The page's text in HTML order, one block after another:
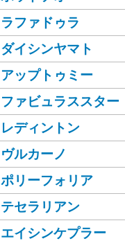
ラファドゥラ
ダイシンヤマト
アップトゥミー
ファビュラススター
レディントン
ヴルカーノ
ポリーフォリア
テセラリアン
エイシンケプラー